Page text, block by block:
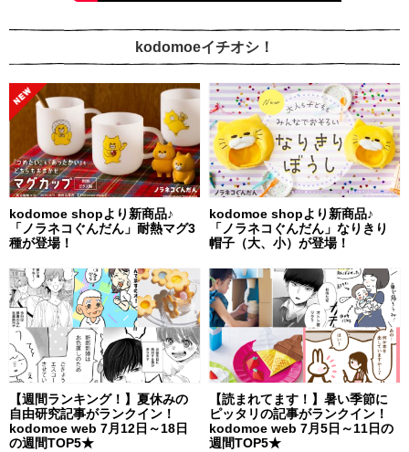
kodomoeイチオシ！
kodomoe shopより新商品♪
「ノラネコぐんだん」耐熱マグ3
種が登場！
kodomoe shopより新商品♪
「ノラネコぐんだん」なりきり
帽子（大、小）が登場！
【週間ランキング！】夏休みの
自由研究記事がランクイン！
kodomoe web 7月12日～18日
の週間TOP5★
【読まれてます！】暑い季節に
ピッタリの記事がランクイン！
kodomoe web 7月5日～11日の
週間TOP5★